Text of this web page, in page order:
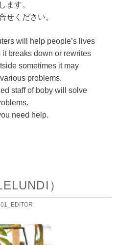
ます。
せください。
will help people’s lives
breaks down or rewrites
sometimes it may
problems.
staff of boby will solve
need help.
）